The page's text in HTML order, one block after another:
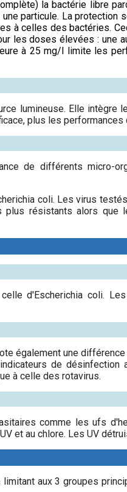
la bactérie libre
particule. La protection
à celles des bactéries.
les doses élevées : une
à 25 mg/l limite les
lumineuse. Elle intègre
plus les
de différents micro-
coli. Les virus
résistants alors que
d'Escherichia coli.
également une
de désinfection
à celle des rotavirus.
comme les ufs
et au chlore. Les UV
aux 3 groupes